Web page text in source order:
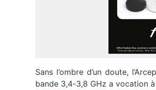
Sans l’ombre d’un doute,
bande 3,4-3,8 GHz a vocation